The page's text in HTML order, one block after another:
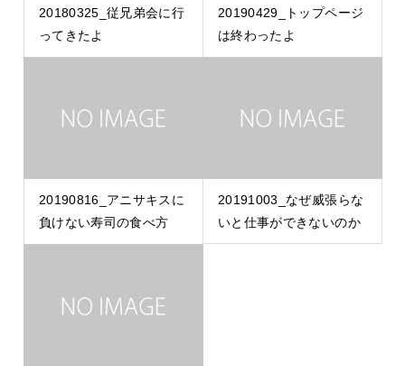
20180325_従兄弟会に行
ってきたよ
20190429_トップページ
は終わったよ
20190816_アニサキスに
負けない寿司の食べ方
20191003_なぜ威張らな
いと仕事ができないのか